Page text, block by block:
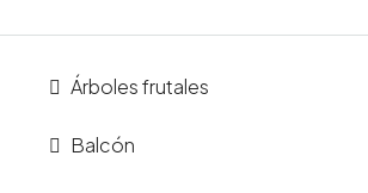
Árboles frutales
Balcón